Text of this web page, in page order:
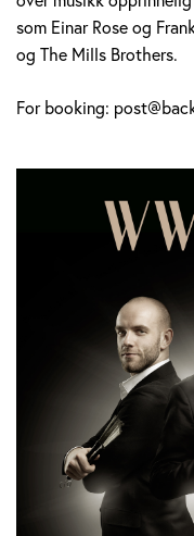
som Einar Rose og
og The Mills Brothers.
For booking: